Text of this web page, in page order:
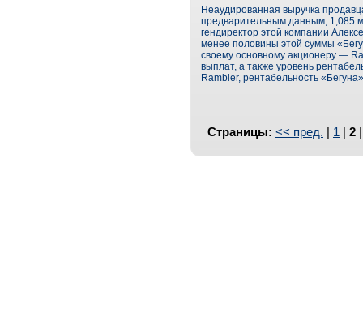
Неаудированная выручка
предварительным данным, 1,085
гендиректор этой компании
менее половины этой суммы
своему основному акционеру —
выплат, а также уровень
Rambler, рентабельность
Страницы: << пред. | 1 | 2